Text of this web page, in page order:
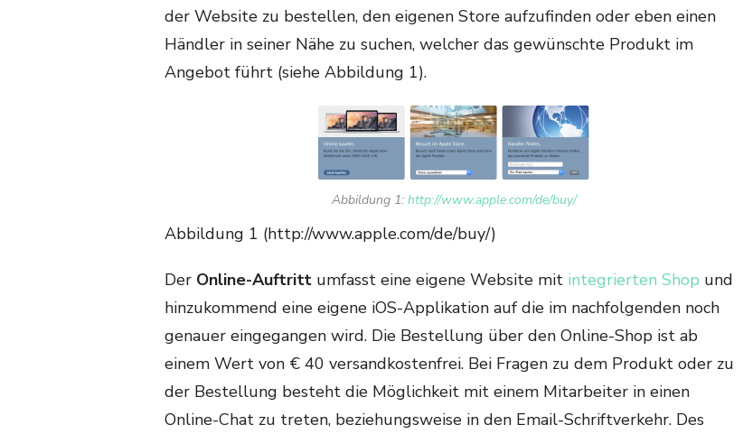
der Website zu bestellen, den eigenen Store aufzufinden oder eben einen
Händler in seiner Nähe zu suchen, welcher das gewünschte Produkt im
Angebot führt (siehe Abbildung 1).
Abbildung 1: http://www.apple.com/de/buy/
Abbildung 1 (http://www.apple.com/de/buy/)
Der Online-Auftritt umfasst eine eigene Website mit integrierten Shop und
hinzukommend eine eigene iOS-Applikation auf die im nachfolgenden noch
genauer eingegangen wird. Die Bestellung über den Online-Shop ist ab
einem Wert von € 40 versandkostenfrei. Bei Fragen zu dem Produkt oder zu
der Bestellung besteht die Möglichkeit mit einem Mitarbeiter in einen
Online-Chat zu treten, beziehungsweise in den Email-Schriftverkehr. Des